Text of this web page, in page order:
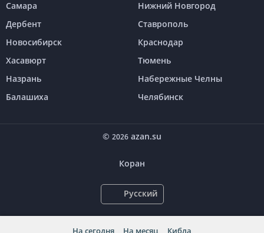
На сегодня На месяц Кибла
Самара
Нижний Новгород
Дербент
Ставрополь
Новосибирск
Краснодар
Хасавюрт
Тюмень
Назрань
Набережные Челны
Балашиха
Челябинск
© 2026 azan.su
Коран
Русский